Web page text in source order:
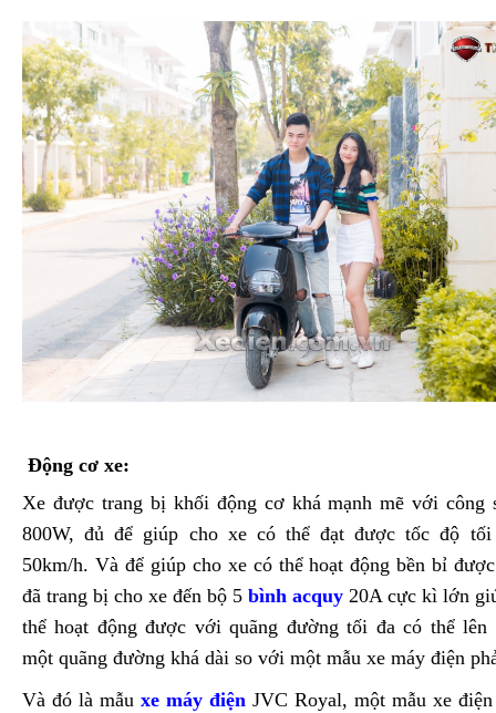
Động cơ xe:
Xe được trang bị khối động cơ khá mạnh mẽ với công
800W, đủ để giúp cho xe có thể đạt được tốc độ
50km/h. Và để giúp cho xe có thể hoạt động bền bỉ
đã trang bị cho xe đến bộ 5 bình acquy 20A cực kì lớn
thể hoạt động được với quãng đường tối đa có thể lên
một quãng đường khá dài so với một mẫu xe máy điện
Và đó là mẫu xe máy điện JVC Royal, một mẫu xe